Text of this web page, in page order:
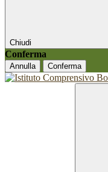
Chiudi
Conferma
Annulla Conferma